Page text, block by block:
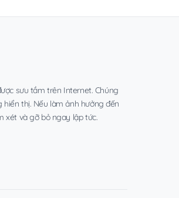
sưu tầm trên Internet. Chúng
thị. Nếu làm ảnh hưởng đến
xét và gỡ bỏ ngay lập tức.